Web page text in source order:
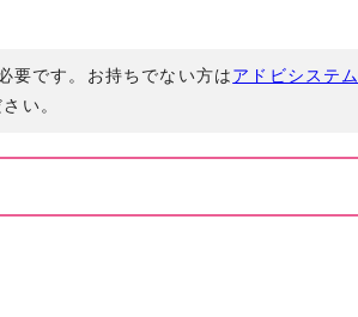
要です。お持ちでない方はアドビシステム
い。